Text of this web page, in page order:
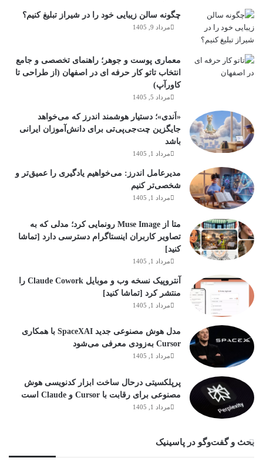
چگونه سالن زیبایی خود را در شیراز تبلیغ کنیم؟
مرداد 9, 1405
معماری پوست و جوهر؛ راهنمای تخصصی و جامع
انتخاب تاتو کار حرفه ای در اصفهان (از طراحی تا
کاورآپ)
مرداد 5, 1405
«اَندی»؛ دستیار هوشمند اندرز که می‌خواهد
جایگزین چت‌جی‌پی‌تی برای دانش‌آموزان ایرانی
باشد
مرداد 1, 1405
مدیرعامل اندرز: می‌خواهیم یادگیری را عمیق‌تر و
شخصی‌تر کنیم
مرداد 1, 1405
متا از Muse Image رونمایی کرد؛ مدلی که به
تصاویر کاربران اینستاگرام دسترسی دارد [تماشا
کنید]
مرداد 1, 1405
آنتروپیک نسخه وب و موبایل Claude Cowork را
منتشر کرد [تماشا کنید]
مرداد 1, 1405
مدل هوش مصنوعی جدید SpaceXAI با همکاری
Cursor به‌زودی معرفی می‌شود
مرداد 1, 1405
پرپلکسیتی درحال ساخت ابزار کدنویسی هوش
مصنوعی برای رقابت با Cursor و Claude است
مرداد 1, 1405
بحث و گفت‌وگو در پاسینیک